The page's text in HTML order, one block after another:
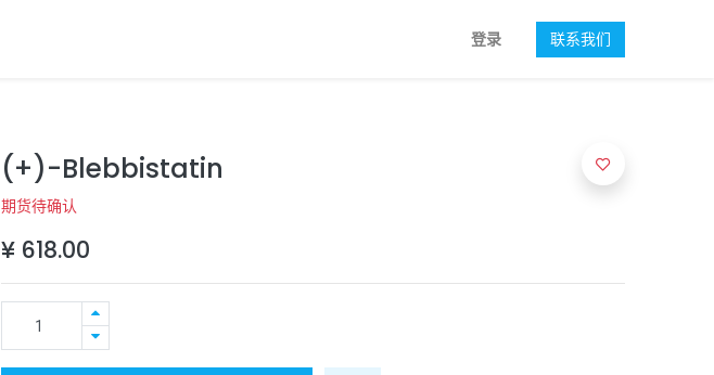
登录 联系我们
(+)-Blebbistatin
期货待确认
¥ 618.00